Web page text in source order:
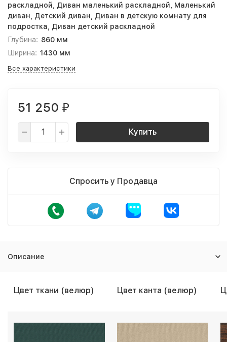
раскладной, Диван маленький раскладной, Маленький
диван, Детский диван, Диван в детскую комнату для
подростка, Диван детский раскладной
Глубина: 860 мм
Ширина: 1430 мм
Все характеристики
51 250 ₽
Купить
Спросить у Продавца
Описание
Цвет ткани (велюр) Цвет канта (велюр)